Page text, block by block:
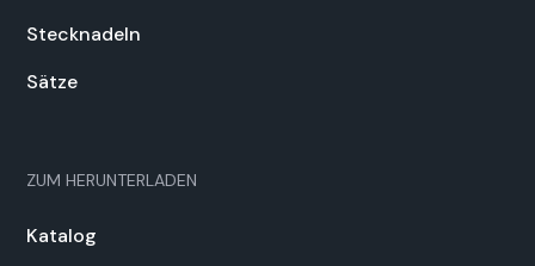
Steck­nadeln
Sätze
ZUM HERUN­TER­LADEN
Kat­a­log